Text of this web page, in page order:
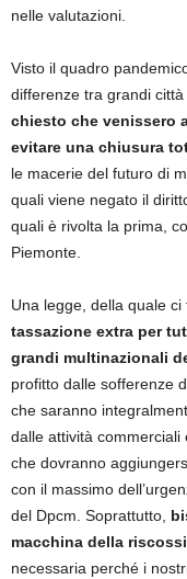
nelle valutazioni.
Visto il quadro
differenze tra grandi
chiesto che venissero
evitare una chiusura
le macerie del futuro di
quali viene negato il
quali è rivolta la prima,
Piemonte.
Una legge, della quale
tassazione extra per
grandi multinazionali
profitto dalle sofferenze
che saranno
dalle attività
che dovranno
con il massimo
del Dpcm. Soprattutto,
macchina della
necessaria perché i